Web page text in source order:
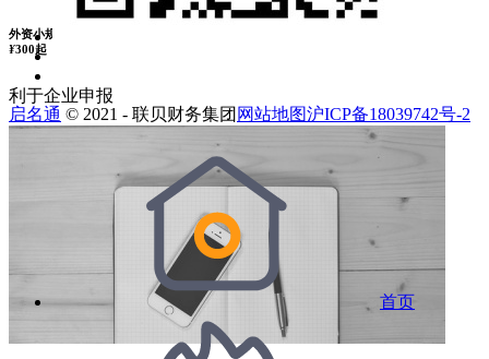
外资小规模记账
¥300起
利于企业申报
启名通 © 2021 - 联贝财务集团 网站地图沪ICP备18039742号-2
首页